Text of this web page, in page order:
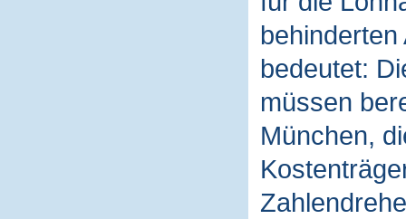
bedeutet:
müssen
München,